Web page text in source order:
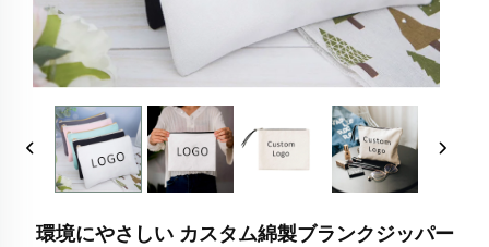
環境にやさしい カスタム綿製ブランクジッパー